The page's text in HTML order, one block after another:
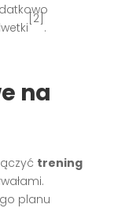
[2]
.
na
trening
planu